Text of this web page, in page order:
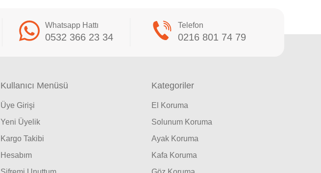
Whatsapp Hattı
0532 366 23 34
Telefon
0216 801 74 79
Kullanıcı Menüsü
Üye Girişi
Yeni Üyelik
Kargo Takibi
Hesabım
Kategoriler
El Koruma
Solunum Koruma
Ayak Koruma
Kafa Koruma